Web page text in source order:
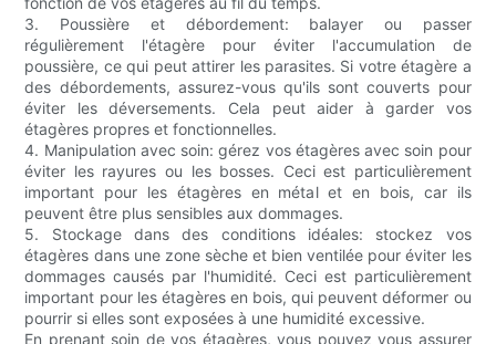
3. Poussière et débordement: balayer ou passer
régulièrement l'étagère pour éviter l'accumulation de
poussière, ce qui peut attirer les parasites. Si votre étagère a
des débordements, assurez-vous qu'ils sont couverts pour
éviter les déversements. Cela peut aider à garder vos
étagères propres et fonctionnelles.
4. Manipulation avec soin: gérez vos étagères avec soin pour
éviter les rayures ou les bosses. Ceci est particulièrement
important pour les étagères en métal et en bois, car ils
peuvent être plus sensibles aux dommages.
5. Stockage dans des conditions idéales: stockez vos
étagères dans une zone sèche et bien ventilée pour éviter les
dommages causés par l'humidité. Ceci est particulièrement
important pour les étagères en bois, qui peuvent déformer ou
pourrir si elles sont exposées à une humidité excessive.
En prenant soin de vos étagères, vous pouvez vous assurer